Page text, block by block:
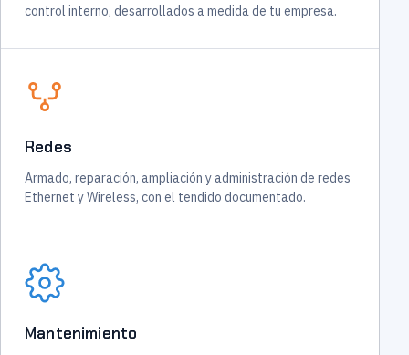
control interno, desarrollados a medida de tu empresa.
Redes
Armado, reparación, ampliación y administración de redes
Ethernet y Wireless, con el tendido documentado.
Mantenimiento